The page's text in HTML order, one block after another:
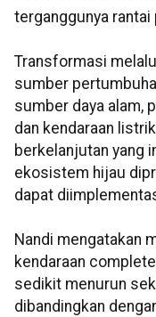
terganggunya rantai
Transformasi
sumber
sumber daya alam,
dan kendaraan
berkelanjutan yang
ekosistem hijau
dapat
Nandi mengatakan
kendaraan
sedikit menurun
dibandingkan